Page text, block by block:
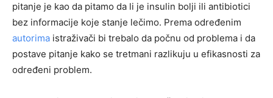
pitanje je kao da pitamo da li je insulin bolji ili antibiotici
bez informacije koje stanje lečimo. Prema određenim
autorima istraživači bi trebalo da počnu od problema i da
postave pitanje kako se tretmani razlikuju u efikasnosti za
određeni problem.